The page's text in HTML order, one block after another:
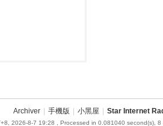
Archiver 手機版 小黑屋 Star Internet
2026-8-7 19:28 , Processed in 0.081040 second(s), 8